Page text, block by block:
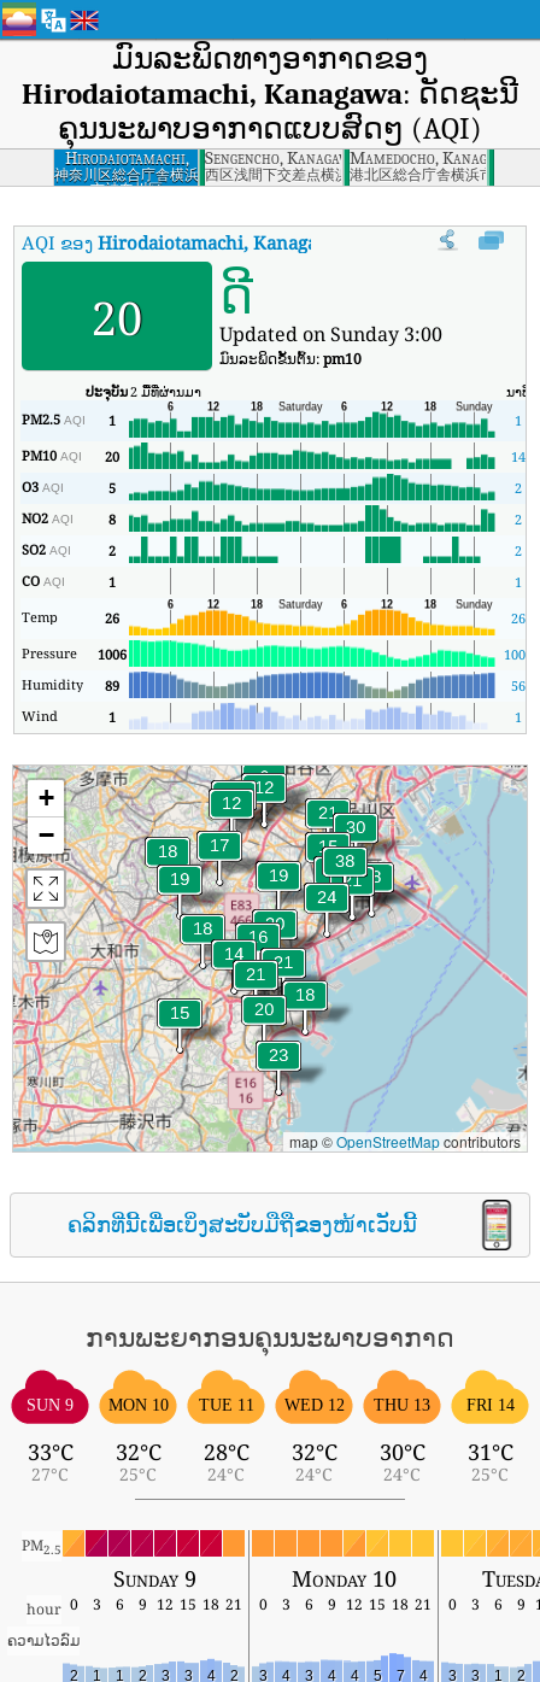
ມົນລະພິດທາງອາກາດຂອງ
Hirodaiotamachi, Kanagawa: ດັດຊະນີ
ຄຸນນະພາບອາກາດແບບສົດໆ (AQI)
Hirodaiotamachi,
Kanagawa
神奈川区総合庁舎横浜
市神奈川区
Sengencho, Kanagawa
西区浅間下交差点横浜市西区
Mamedocho, Kanagawa
港北区総合庁舎横浜市港北区
AQI ຂອງHirodaiotamachi, Kanagawa ດັດຊະນີຄຸນນະພາບອາກາດຕາ
20 ດີ
Updated on Sunday 3:00
ມົນລະພິດຂັ້ນຕົ້ນ:pm10
ປະຈຸບັນ2 ມື້ທີ່ຜ່ານມາ ນາທີ
PM2.5AQI 1
1
PM10AQI 20
14
O3AQI 5
2
NO2AQI 8
2
SO2AQI 2
2
COAQI 1
1
Temp
26
26
Pressure
1006 1005
Humidity
89
56
Wind
1 1
+
−
map ©OpenStreetMapcontributors
ຄລິກທີ່ນີ້ເພື່ອເບິ່ງສະບັບມືຖືຂອງໜ້າເວັບນີ້
ການພະຍາກອນຄຸນນະພາບອາກາດ
SUN 9
33°C
27°C
MON 10
32°C
25°C
TUE 11
28°C
24°C
WED 12
32°C
24°C
THU 13
30°C
24°C
FRI 14
31°C
25°C
PM2.5
Sunday 9 Monday 10
hour 0 3 6 9 12 15 18 21 0 3 6 9 12 15 18 21 0 3 6 9
ຄວາມໄວລົມ
2 1 1 2 3 3 4 2 3 4 3 4 4 5 7 4 3 3 1 2